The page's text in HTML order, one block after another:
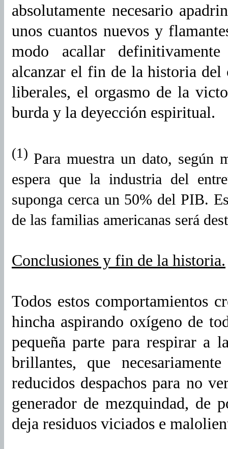
absolutamente necesario
unos cuantos nuevos y
modo acallar
alcanzar el fin de la historia del
liberales, el orgasmo de la
burda y la deyección espiritual.
(1) Para muestra un dato, según
espera que la industria del
suponga cerca un 50% del PIB.
de las familias americanas será
Conclusiones y fin de la historia.
Todos estos comportamientos
hincha aspirando oxígeno de
pequeña parte para respirar a
brillantes, que
reducidos despachos para no
generador de mezquindad, de
deja residuos viciados e